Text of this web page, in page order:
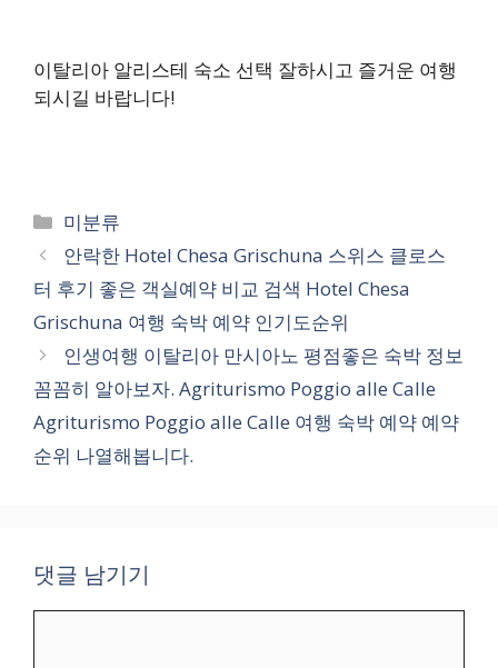
이탈리아 알리스테 숙소 선택 잘하시고 즐거운 여행
되시길 바랍니다!
카
테
고
리
미분류
안락한 Hotel Chesa Grischuna 스위스 클로스
터 후기 좋은 객실예약 비교 검색 Hotel Chesa
Grischuna 여행 숙박 예약 인기도순위
인생여행 이탈리아 만시아노 평점좋은 숙박 정보
꼼꼼히 알아보자. Agriturismo Poggio alle Calle
Agriturismo Poggio alle Calle 여행 숙박 예약 예약
순위 나열해봅니다.
댓글 남기기